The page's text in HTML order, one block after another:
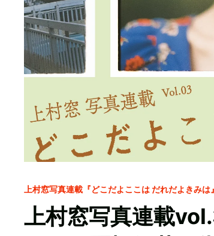
上村窓写真連載『どこだよここは だれだよきみは』
上村窓写真連載